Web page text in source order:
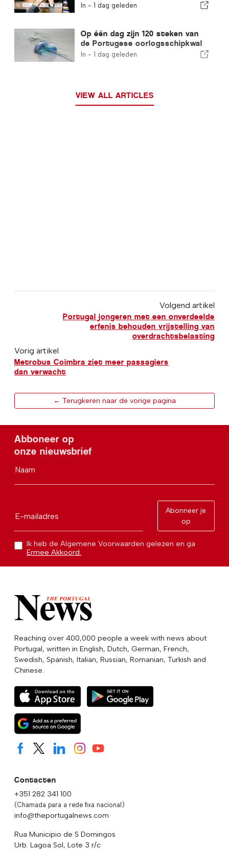
integratie en garandeert een
In - 1 dag geleden
Op één dag zijn 120 steken van
de Portugese oorlogsschipkwal
geregistreerd
In - 1 dag geleden
VIEW ALL ARTICLES
Volgend artikel
Portugal jongeren met een onverdeelde
erfenis behouden vrijstelling van
overdrachtsbelasting
Vorig artikel
Metrobus Coimbra ziet meer passagiers
dan verwacht
← Terugkeren naar de vorige pagina
Abboneer op
onze nieuwsbrief
Naam
E-mailadres
Abonneer je
op
Ik heb de Algemene Voorwaarden gelezen en ga
Ermee Akkoord.
Reaching over 400,000 people a week with news about
Portugal, written in English, Dutch, German, French,
Swedish, Spanish, Italian, Russian, Romanian, Turkish and
Chinese.
Contacten
+351 282 341 100
(Chamada para a rede fixa nacional)
info@theportugalnews.com
Rua Municipio de S Domingos
Urb. Lagoa Sol, Lote 3 r/c